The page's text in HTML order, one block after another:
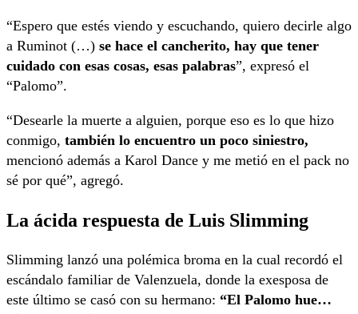
“Espero que estés viendo y escuchando, quiero decirle algo
a Ruminot (…) se hace el cancherito, hay que tener
cuidado con esas cosas, esas palabras”, expresó el
“Palomo”.
“Desearle la muerte a alguien, porque eso es lo que hizo
conmigo, también lo encuentro un poco siniestro,
mencionó además a Karol Dance y me metió en el pack no
sé por qué”, agregó.
La ácida respuesta de Luis Slimming
Slimming lanzó una polémica broma en la cual recordó el
escándalo familiar de Valenzuela, donde la exesposa de
este último se casó con su hermano: “El Palomo hue…